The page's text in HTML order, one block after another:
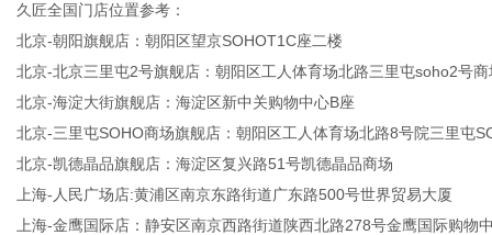
久匠全国门店位置参考：
北京-朝阳旗舰店：朝阳区望京SOHOT1C座二楼
北京-北京三里屯2号旗舰店：朝阳区工人体育场北路三里屯soho2号商
北京-海淀大街旗舰店：海淀区新中关购物中心B座
北京-三里屯SOHO商场旗舰店：朝阳区工人体育场北路8号院三里屯
北京-凯德晶品旗舰店：海淀区复兴路51号凯德晶品商场
上海-人民广场店:黄浦区南京东路街道广东路500号世界贸易大厦
上海-金鹰国际店：静安区南京西路街道陕西北路278号金鹰国际购物